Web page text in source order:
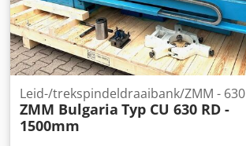
Leid-/trekspindeldraaibank/ZMM - 630
ZMM Bulgaria Typ CU 630 RD -
1500mm